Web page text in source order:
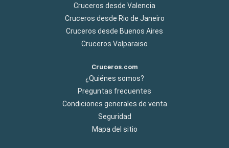
Cruceros desde Valencia
Cruceros desde Rio de Janeiro
Cruceros desde Buenos Aires
Cruceros Valparaiso
Cruceros.com
¿Quiénes somos?
Preguntas frecuentes
Condiciones generales de venta
Seguridad
Mapa del sitio